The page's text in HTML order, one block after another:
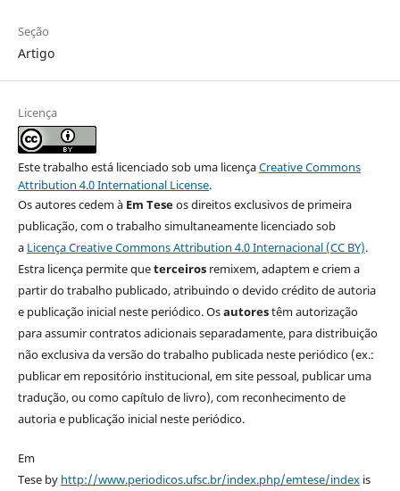
Seção
Artigo
Licença
Este trabalho está licenciado sob uma licençaCreative Commons
Attribution 4.0 International License.
Os autores cedem à Em Teseos direitos exclusivos de primeira
publicação, com o trabalho simultaneamente licenciado sob
a Licença Creative Commons Attribution 4.0 Internacional (CC BY).
Estra licença permite queterceirosremixem, adaptem e criem a
partir do trabalho publicado, atribuindo o devido crédito de autoria
e publicação inicial neste periódico. Osautorestêm autorização
para assumir contratos adicionais separadamente, para distribuição
não exclusiva da versão do trabalho publicada neste periódico (ex.:
publicar em repositório institucional, em site pessoal, publicar uma
tradução, ou como capítulo de livro), com reconhecimento de
autoria e publicação inicial neste periódico.
Em
Tese by http://www.periodicos.ufsc.br/index.php/emtese/indexis